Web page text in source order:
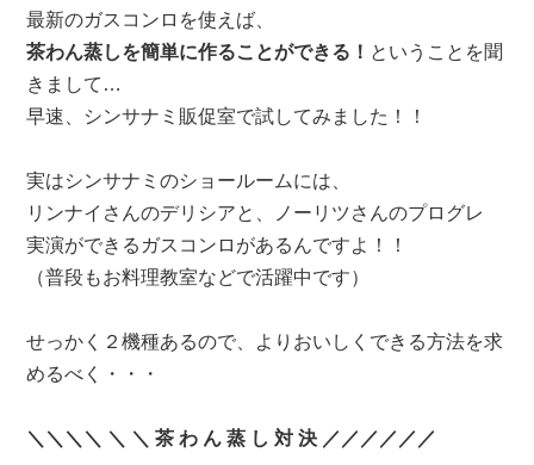
最新のガスコンロを使えば、
茶わん蒸しを簡単に作ることができる！ ということを聞
きまして…
早速、シンサナミ販促室で試してみました！！
実はシンサナミのショールームには、
リンナイさんのデリシアと、ノーリツさんのプログレ
実演ができるガスコンロがあるんですよ！！
（普段もお料理教室などで活躍中です）
せっかく２機種あるので、よりおいしくできる方法を求
めるべく・・・
＼＼＼＼ ＼ ＼ 茶 わ ん 蒸 し 対 決 ／／／／／／